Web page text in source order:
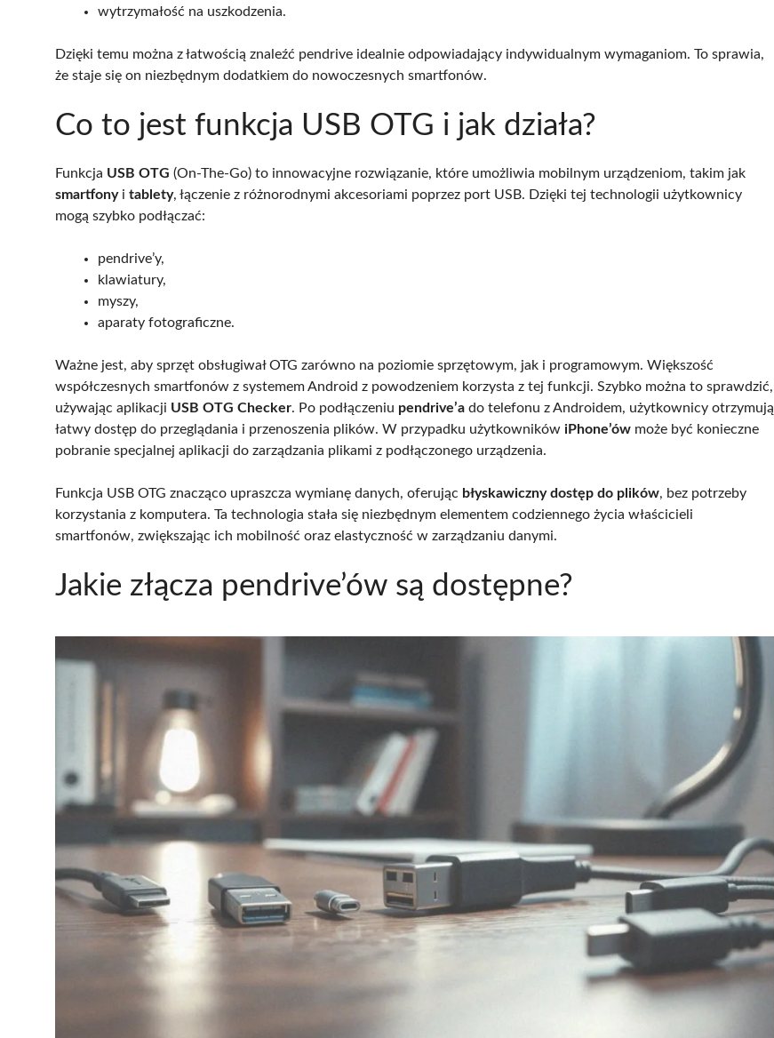
wytrzymałość na uszkodzenia.
Dzięki temu można z łatwością znaleźć pendrive idealnie odpowiadający indywidualnym wymaganiom. To sprawia,
że staje się on niezbędnym dodatkiem do nowoczesnych smartfonów.
Co to jest funkcja USB OTG i jak działa?
Funkcja USB OTG (On-The-Go) to innowacyjne rozwiązanie, które umożliwia mobilnym urządzeniom, takim jak
smartfonyi tablety, łączenie z różnorodnymi akcesoriami poprzez port USB. Dzięki tej technologii użytkownicy
mogą szybko podłączać:
pendrive’y,
klawiatury,
myszy,
aparaty fotograficzne.
Ważne jest, aby sprzęt obsługiwał OTG zarówno na poziomie sprzętowym, jak i programowym. Większość
współczesnych smartfonów z systemem Android z powodzeniem korzysta z tej funkcji. Szybko można to sprawdzić,
używając aplikacji USB OTG Checker. Po podłączeniu pendrive’a do telefonu z Androidem, użytkownicy otrzymują
łatwy dostęp do przeglądania i przenoszenia plików. W przypadku użytkowników iPhone’ów może być konieczne
pobranie specjalnej aplikacji do zarządzania plikami z podłączonego urządzenia.
Funkcja USB OTG znacząco upraszcza wymianę danych, oferując błyskawiczny dostęp do plików, bez potrzeby
korzystania z komputera. Ta technologia stała się niezbędnym elementem codziennego życia właścicieli
smartfonów, zwiększając ich mobilność oraz elastyczność w zarządzaniu danymi.
Jakie złącza pendrive’ów są dostępne?